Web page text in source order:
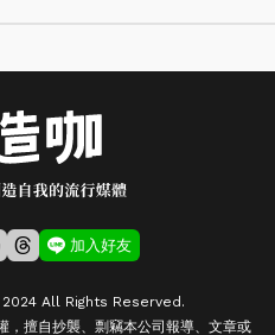
加入好友
2024 All Rights Reserved.
，擅自抄襲、剽竊本公司報導、文章或